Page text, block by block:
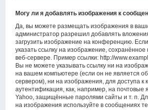
Могу ли я добавлять изображения к
Да, вы можете размещать изображения в
администратор разрешил добавлять
загрузить изображение на конференцию.
указать ссылку на изображение,
веб-сервере. Пример ссылки: http://
Вы не можете указывать ссылку ни на
на вашем компьютере (если он не является
сервером), ни на изображения, для доступа к
аутентификация, как, например, на почтовые
Yahoo, защищённые паролями сайты и т. п.
на изображения используйте в сообщениях